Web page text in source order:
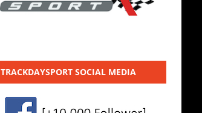
TRACKDAYSPORT SOCIAL MEDIA